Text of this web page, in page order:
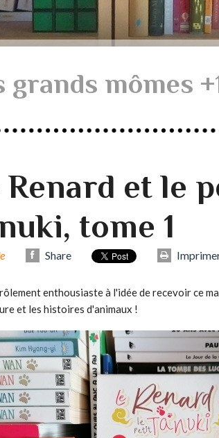
grands mômes
Renard et le
tome 1
Share
enthousiaste à l'idée de recevoir ce
et les histoires d'animaux !